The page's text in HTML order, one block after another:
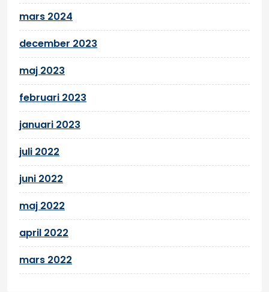
mars 2024
december 2023
maj 2023
februari 2023
januari 2023
juli 2022
juni 2022
maj 2022
april 2022
mars 2022